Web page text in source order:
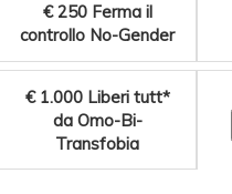
€ 250 Ferma il
controllo No-Gender
€ 1.000 Liberi tutt*
da Omo-Bi-
Transfobia